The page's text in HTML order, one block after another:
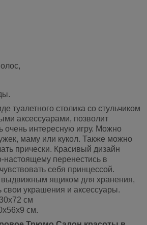
туалетного столика со стульчиком
аксессуарами, позволит
интересную игру. Можно
маму или кукол. Также можно
прически. Красивый дизайн
настоящему перенестись в
себя принцессой.
выдвижным ящиком для хранения,
свои украшения и аксессуары.
см
см.